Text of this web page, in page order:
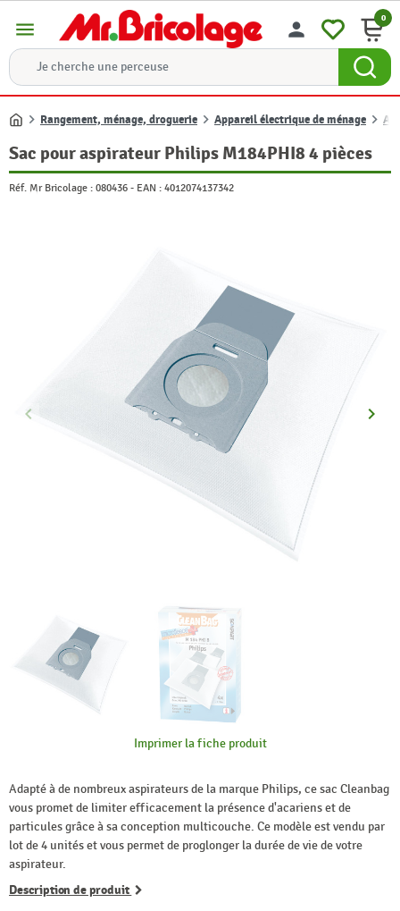
menu person 0
Accueil
Rangement, ménage, droguerie Appareil électrique de ménage
Sac pour aspirateur Philips M184PHI8 4 pièces
Réf. Mr Bricolage : 080436 - EAN : 4012074137342
Précédent
keyboard_arrow_left keyboard_arrow_right
Imprimer la fiche produit
Adapté à de nombreux aspirateurs de la marque Philips, ce sac Cleanbag
vous promet de limiter efficacement la présence d'acariens et de
particules grâce à sa conception multicouche. Ce modèle est vendu par
lot de 4 unités et vous permet de proglonger la durée de vie de votre
aspirateur.
Description de produit